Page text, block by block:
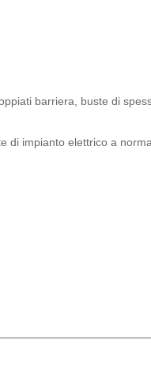
barriera, buste di
di impianto elettrico a